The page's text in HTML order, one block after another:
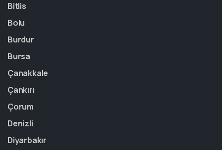
Bitlis
Bolu
Burdur
Bursa
Çanakkale
Çankırı
Çorum
Denizli
Diyarbakır